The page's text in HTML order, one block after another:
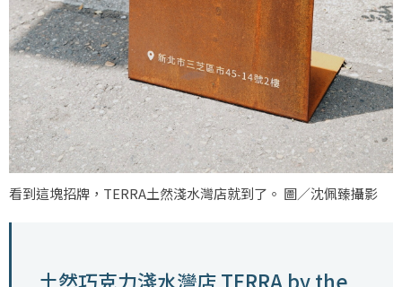
看到這塊招牌，TERRA土然淺水灣店就到了。 圖／沈佩臻攝影
土然巧克力淺水灣店 TERRA by the